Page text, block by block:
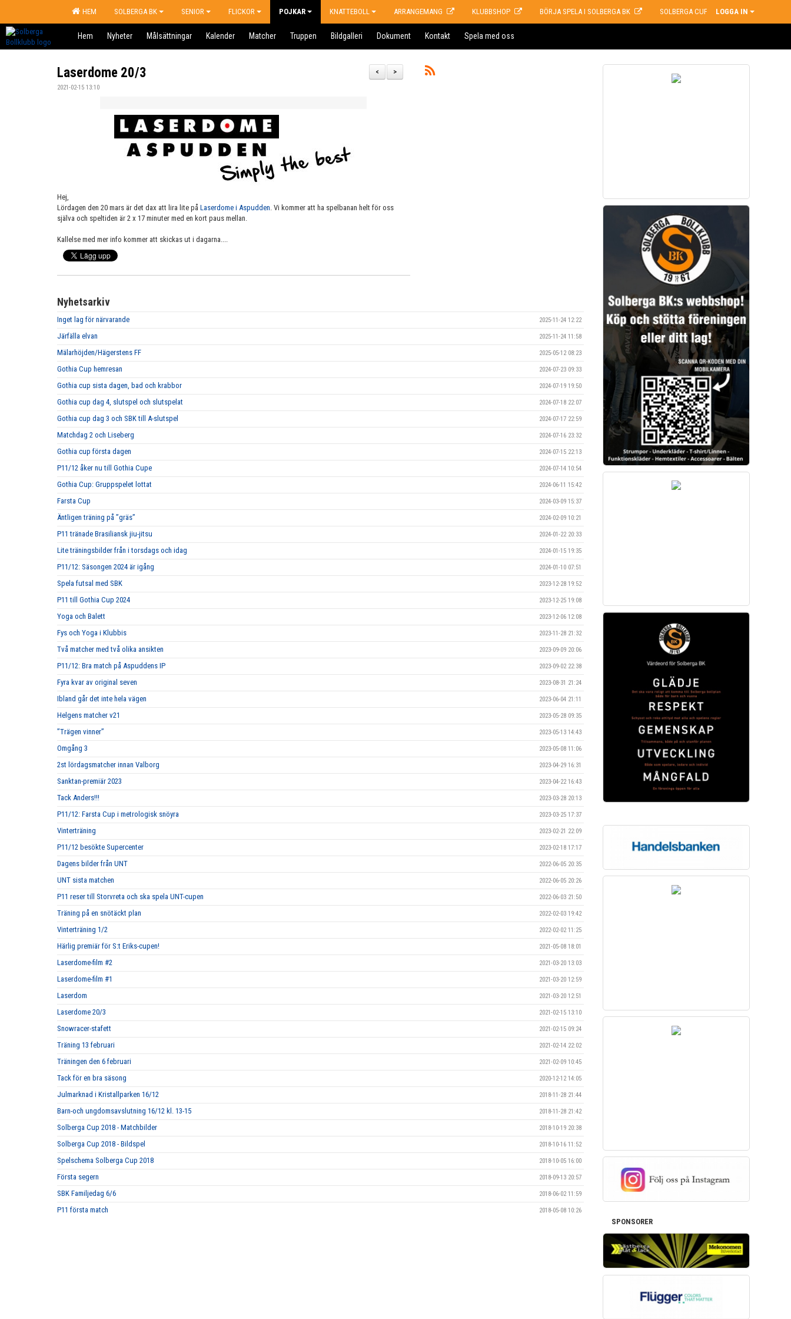
HEM SOLBERGA BK SENIOR FLICKOR POJKAR KNATTEBOLL ARRANGEMANG KLUBBSHOP BÖRJA SPELA I SOLBERGA BK SOLBERGA CUP LOGGA IN
Hem Nyheter Målsättningar Kalender Matcher Truppen Bildgalleri Dokument Kontakt Spela med oss
>
<
Laserdome 20/3
2021-02-15 13:10
Hej,
Lördagen den 20 mars är det dax att lira lite på Laserdome i Aspudden. Vi kommer att ha spelbanan helt för oss
själva och speltiden är 2 x 17 minuter med en kort paus mellan.
Kallelse med mer info kommer att skickas ut i dagarna....
Nyhetsarkiv
Inget lag för närvarande 2025-11-24 12:22
Järfälla elvan 2025-11-24 11:58
Mälarhöjden/Hägerstens FF 2025-05-12 08:23
Gothia Cup hemresan 2024-07-23 09:33
Gothia cup sista dagen, bad och krabbor 2024-07-19 19:50
Gothia cup dag 4, slutspel och slutspelat 2024-07-18 22:07
Gothia cup dag 3 och SBK till A-slutspel 2024-07-17 22:59
Matchdag 2 och Liseberg 2024-07-16 23:32
Gothia cup första dagen 2024-07-15 22:13
P11/12 åker nu till Gothia Cupe 2024-07-14 10:54
Gothia Cup: Gruppspelet lottat 2024-06-11 15:42
Farsta Cup 2024-03-09 15:37
Äntligen träning på ”gräs” 2024-02-09 10:21
P11 tränade Brasiliansk jiu-jitsu 2024-01-22 20:33
Lite träningsbilder från i torsdags och idag 2024-01-15 19:35
P11/12: Säsongen 2024 är igång 2024-01-10 07:51
Spela futsal med SBK 2023-12-28 19:52
P11 till Gothia Cup 2024 2023-12-25 19:08
Yoga och Balett 2023-12-06 12:08
Fys och Yoga i Klubbis 2023-11-28 21:32
Två matcher med två olika ansikten 2023-09-09 20:06
P11/12: Bra match på Aspuddens IP 2023-09-02 22:38
Fyra kvar av original seven 2023-08-31 21:24
Ibland går det inte hela vägen 2023-06-04 21:11
Helgens matcher v21 2023-05-28 09:35
”Trägen vinner” 2023-05-13 14:43
Omgång 3 2023-05-08 11:06
2st lördagsmatcher innan Valborg 2023-04-29 16:31
Sanktan-premiär 2023 2023-04-22 16:43
Tack Anders!!! 2023-03-28 20:13
P11/12: Farsta Cup i metrologisk snöyra 2023-03-25 17:37
Vinterträning 2023-02-21 22:09
P11/12 besökte Supercenter 2023-02-18 17:17
Dagens bilder från UNT 2022-06-05 20:35
UNT sista matchen 2022-06-05 20:26
P11 reser till Storvreta och ska spela UNT-cupen 2022-06-03 21:50
Träning på en snötäckt plan 2022-02-03 19:42
Vinterträning 1/2 2022-02-02 11:25
Härlig premiär för S:t Eriks-cupen! 2021-05-08 18:01
Laserdome-film #2 2021-03-20 13:03
Laserdome-film #1 2021-03-20 12:59
Laserdom 2021-03-20 12:51
Laserdome 20/3 2021-02-15 13:10
Snowracer-stafett 2021-02-15 09:24
Träning 13 februari 2021-02-14 22:02
Träningen den 6 februari 2021-02-09 10:45
Tack för en bra säsong 2020-12-12 14:05
Julmarknad i Kristallparken 16/12 2018-11-28 21:44
Barn-och ungdomsavslutning 16/12 kl. 13-15 2018-11-28 21:42
Solberga Cup 2018 - Matchbilder 2018-10-19 20:38
Solberga Cup 2018 - Bildspel 2018-10-16 11:52
Spelschema Solberga Cup 2018 2018-10-05 16:00
Första segern 2018-09-13 20:57
SBK Familjedag 6/6 2018-06-02 11:59
P11 första match 2018-05-08 10:26
SPONSORER